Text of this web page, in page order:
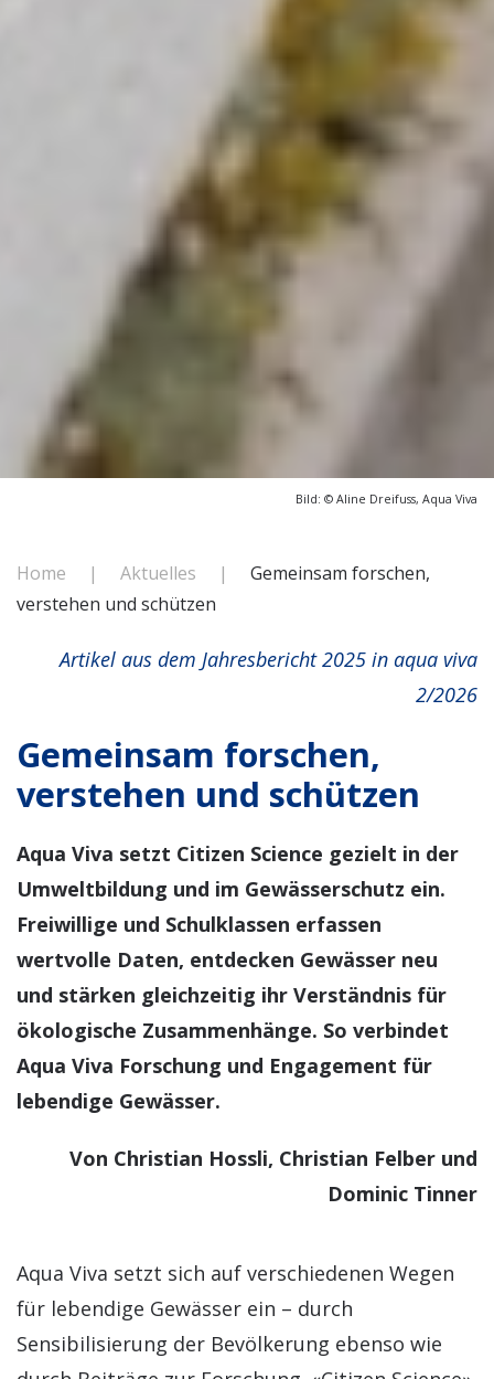
Bild: © Aline Dreifuss, Aqua Viva
Home Aktuelles
Gemeinsam forschen,
verstehen und schützen
Artikel aus dem Jahresbericht 2025 in aqua viva
2/2026
Gemeinsam forschen,
verstehen und schützen
Aqua Viva setzt Citizen Science gezielt in der
Umweltbildung und im Gewässerschutz ein.
Freiwillige und Schulklassen erfassen
wertvolle Daten, entdecken Gewässer neu
und stärken gleichzeitig ihr Verständnis für
ökologische Zusammenhänge. So verbindet
Aqua Viva Forschung und Engagement für
lebendige Gewässer.
Von Christian Hossli, Christian Felber und
Dominic Tinner
Aqua Viva setzt sich auf verschiedenen Wegen
für lebendige Gewässer ein – durch
Sensibilisierung der Bevölkerung ebenso wie